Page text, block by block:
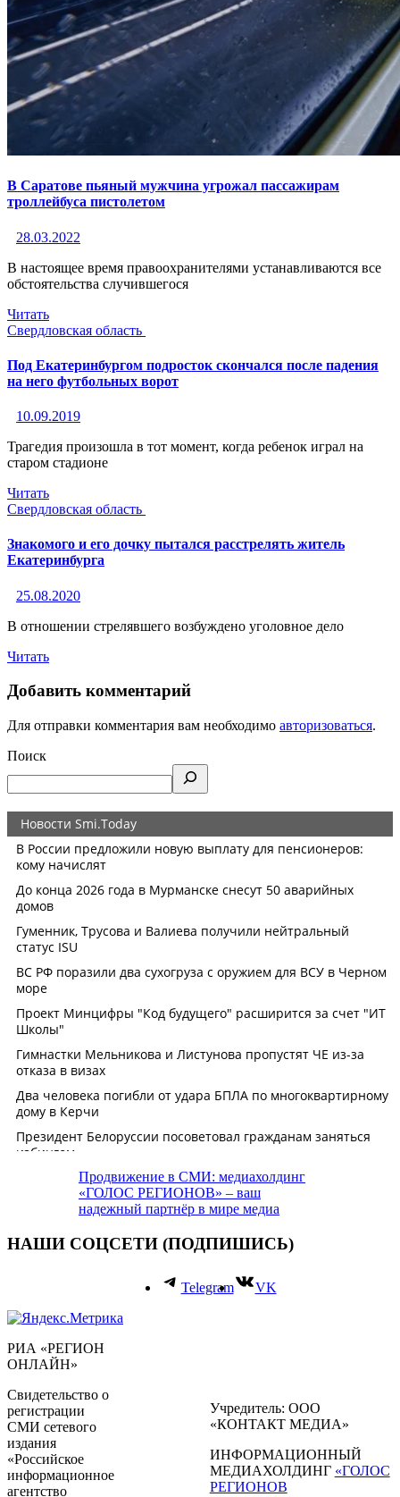
В Саратове пьяный мужчина угрожал пассажирам
троллейбуса пистолетом
28.03.2022
В настоящее время правоохранителями устанавливаются все
обстоятельства случившегося
Читать
Свердловская область
Под Екатеринбургом подросток скончался после падения
на него футбольных ворот
10.09.2019
Трагедия произошла в тот момент, когда ребенок играл на
старом стадионе
Читать
Свердловская область
Знакомого и его дочку пытался расстрелять житель
Екатеринбурга
25.08.2020
В отношении стрелявшего возбуждено уголовное дело
Читать
Добавить комментарий
Для отправки комментария вам необходимо авторизоваться.
Поиск
Продвижение в СМИ: медиахолдинг
«ГОЛОС РЕГИОНОВ» – ваш
надежный партнёр в мире медиа
НАШИ СОЦСЕТИ (ПОДПИШИСЬ)
Telegram VK
РИА «РЕГИОН
ОНЛАЙН»
Свидетельство о
регистрации
СМИ сетевого
издания
«Российское
информационное
агентство
Учредитель: ООО
«КОНТАКТ МЕДИА»
ИНФОРМАЦИОННЫЙ
МЕДИАХОЛДИНГ «ГОЛОС
РЕГИОНОВ